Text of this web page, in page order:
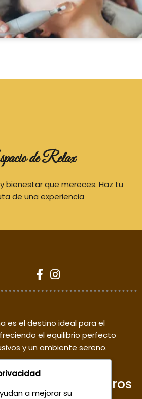
de Relax
bienestar que mereces. Haz tu
de una experiencia
es el destino ideal para el
el equilibrio perfecto
y un ambiente sereno.
con nosotros
a mejorar su